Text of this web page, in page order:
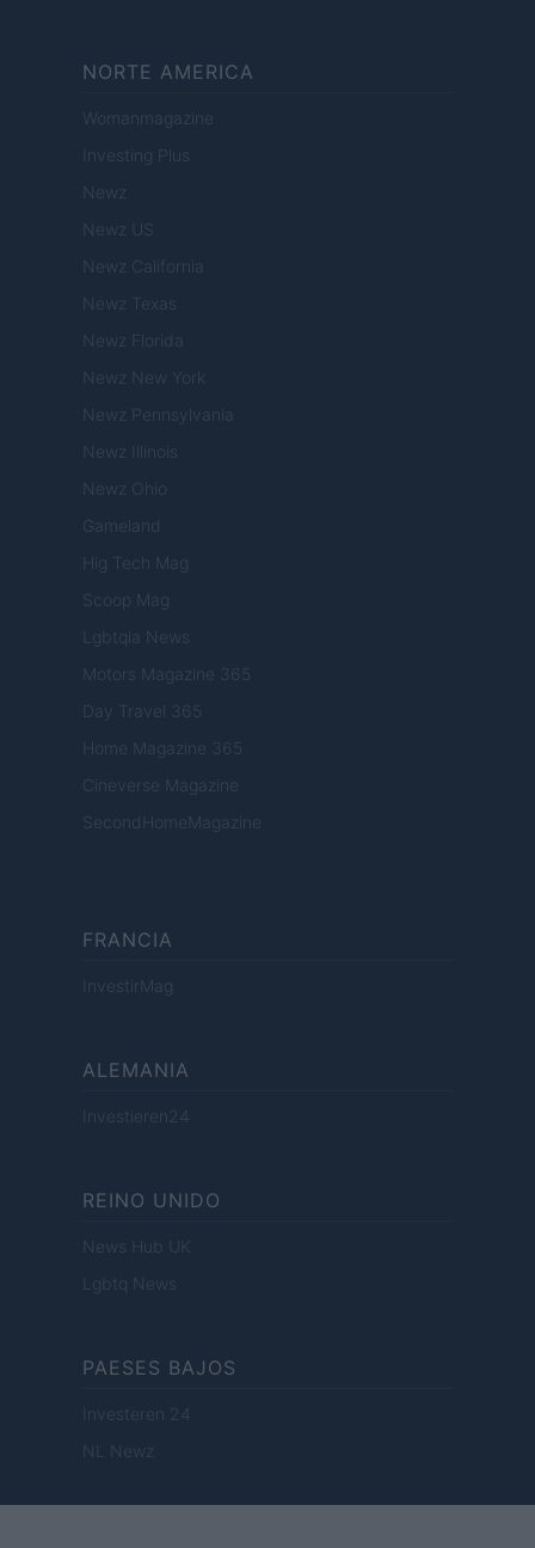
NORTE AMERICA
Womanmagazine
Investing Plus
Newz
Newz US
Newz California
Newz Texas
Newz Florida
Newz New York
Newz Pennsylvania
Newz Illinois
Newz Ohio
Gameland
Hig Tech Mag
Scoop Mag
Lgbtqia News
Motors Magazine 365
Day Travel 365
Home Magazine 365
Cineverse Magazine
SecondHomeMagazine
FRANCIA
InvestirMag
ALEMANIA
Investieren24
REINO UNIDO
News Hub UK
Lgbtq News
PAESES BAJOS
Investeren 24
NL Newz